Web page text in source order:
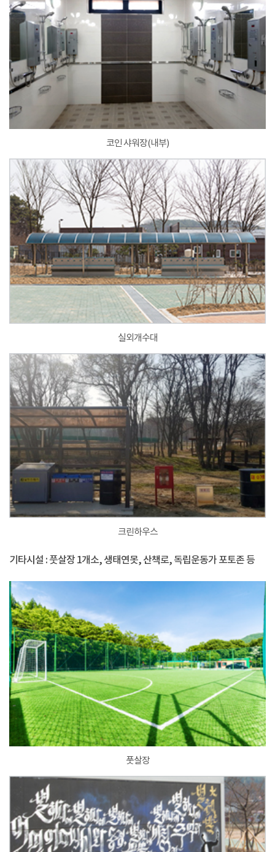
코인 샤워장(내부)
실외개수대
크린하우스
기타시설 : 풋살장 1개소, 생태연못, 산책로, 독립운동가 포토존 등
풋살장